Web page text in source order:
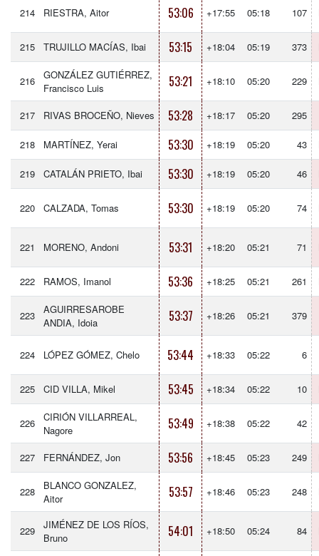
214 RIESTRA, Aitor 53:06 +17:55 05:18 107
215 TRUJILLO MACÍAS, Ibai 53:15 +18:04 05:19 373
216
GONZÁLEZ GUTIÉRREZ,
Francisco Luis
53:21 +18:10 05:20 229
217 RIVAS BROCEÑO, Nieves 53:28 +18:17 05:20 295
218 MARTÍNEZ, Yerai 53:30 +18:19 05:20 43
219 CATALÁN PRIETO, Ibai 53:30 +18:19 05:20 46
220 CALZADA, Tomas 53:30 +18:19 05:20 74
221 MORENO, Andoni 53:31 +18:20 05:21 71
222 RAMOS, Imanol 53:36 +18:25 05:21 261
223
AGUIRRESAROBE
ANDIA, Idoia
53:37 +18:26 05:21 379
224 LÓPEZ GÓMEZ, Chelo 53:44 +18:33 05:22 6
225 CID VILLA, Mikel 53:45 +18:34 05:22 10
226
CIRIÓN VILLARREAL,
Nagore
53:49 +18:38 05:22 42
227 FERNÁNDEZ, Jon 53:56 +18:45 05:23 249
228
BLANCO GONZALEZ,
Aitor
53:57 +18:46 05:23 248
229
JIMÉNEZ DE LOS RÍOS,
Bruno
54:01 +18:50 05:24 84